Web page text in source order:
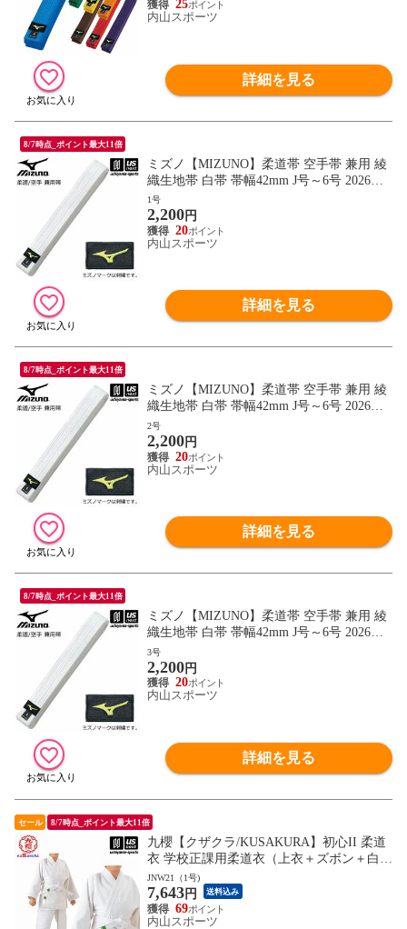
25
内山スポーツ
詳細を見る
8/7時点_ポイント最大11倍
ミズノ【MIZUNO】柔道帯 空手帯 兼用 綾
織生地帯 白帯 帯幅42mm J号～6号 2026年
継続モデル【22JV9A4701 帯 柔道 空手 空
手道 刺繍加工不可】【翌日配達対象】[自
社]
1号
2,200円
20
内山スポーツ
詳細を見る
8/7時点_ポイント最大11倍
ミズノ【MIZUNO】柔道帯 空手帯 兼用 綾
織生地帯 白帯 帯幅42mm J号～6号 2026年
継続モデル【22JV9A4701 帯 柔道 空手 空
手道 刺繍加工不可】【翌日配達対象】[自
社]
2号
2,200円
20
内山スポーツ
詳細を見る
8/7時点_ポイント最大11倍
ミズノ【MIZUNO】柔道帯 空手帯 兼用 綾
織生地帯 白帯 帯幅42mm J号～6号 2026年
継続モデル【22JV9A4701 帯 柔道 空手 空
手道 刺繍加工不可】【翌日配達対象】[自
社]
3号
2,200円
20
内山スポーツ
詳細を見る
セール 8/7時点_ポイント最大11倍
九櫻【クザクラ/KUSAKURA】初心II 柔道
衣 学校正課用柔道衣（上衣＋ズボン＋白
帯） 2026年継続モデル【JNW2 一重織柔道
衣 柔道着セット 標準サイズ】【翌日配達
対象】[自社]
JNW21（1号)
7,643円 送料込み
69
内山スポーツ